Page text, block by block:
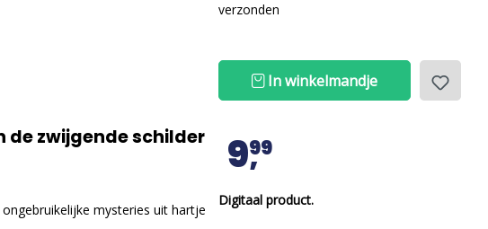
verzonden
In winkelmandje
de zwijgende schilder
mysteries uit hartje
999
Digitaal product.